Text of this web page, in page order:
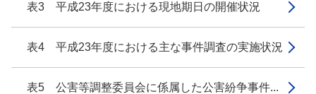
表3 平成23年度における現地期日の開催状況
表4 平成23年度における主な事件調査の実施状況
表5 公害等調整委員会に係属した公害紛争事件...